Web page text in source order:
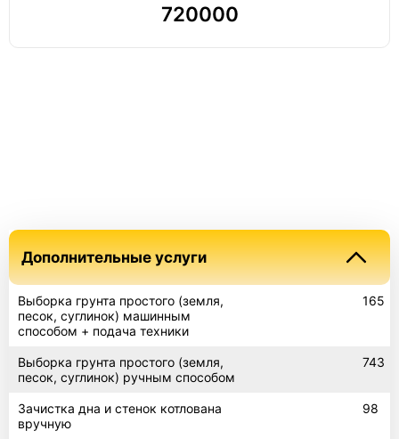
720000
Дополнительные услуги
Выборка грунта простого (земля,
песок, суглинок) машинным
способом + подача техники
165
Выборка грунта простого (земля,
песок, суглинок) ручным способом
743
Зачистка дна и стенок котлована
вручную
98